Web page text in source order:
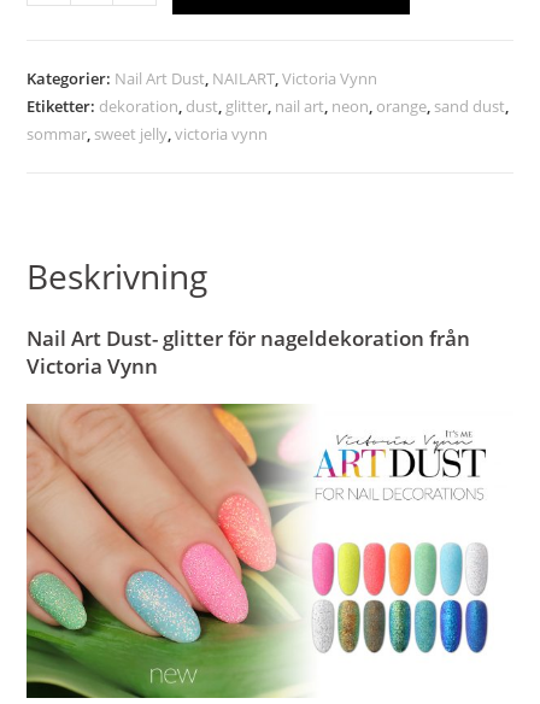
Kategorier: Nail Art Dust NAILART ,Victoria Vynn
Etiketter: dekoration dust glitter nail art neon orange sand dust
sommar sweet jelly ,victoria vynn
Beskrivning
Nail Art Dust- glitter för nageldekoration från
Victoria Vynn